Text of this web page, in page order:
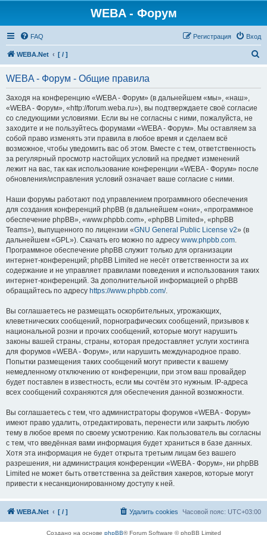
WEBA - Форум
FAQ Вход
Регистрация
WEBA.Net [ / ]
WEBA - Форум - Общие правила
Заходя на конференцию «WEBA - Форум» (в дальнейшем «мы», «наш»,
«WEBA - Форум», «http://forum.weba.ru»), вы подтверждаете своё согласие
со следующими условиями. Если вы не согласны с ними, пожалуйста, не
заходите и не пользуйтесь форумами «WEBA - Форум». Мы оставляем за
собой право изменять эти правила в любое время и сделаем всё
возможное, чтобы уведомить вас об этом. Вместе с тем, ответственность
за регулярный просмотр настойщих условий на предмет изменений
лежит на вас, так как использование конференции «WEBA - Форум» после
обновления/исправления условий означает ваше согласие с ними.
Наши форумы работают под управлением программного обеспечения
для создания конференций phpBB (в дальнейшем «они», «программное
обеспечение phpBB», «www.phpbb.com», «phpBB Limited», «phpBB
Teams»), выпущенного по лицензии «GNU General Public License v2» (в
дальнейшем «GPL»). Скачать его можно по адресу www.phpbb.com.
Программное обеспечение phpBB служит только для организации
интернет-конференций; phpBB Limited не несёт ответственности за их
содержание и не управляет правилами поведения и использования таких
интернет-конференций. За дополнительной информацией о phpBB
обращайтесь по адресу https://www.phpbb.com/.
Вы соглашаетесь не размещать оскорбительных, угрожающих,
клеветнических сообщений, порнографических сообщений, призывов к
национальной розни и прочих сообщений, которые могут нарушить
законы вашей страны, страны, которая предоставляет услуги хостинга
для форумов «WEBA - Форум», или нарушить международное право.
Попытки размещения таких сообщений могут привести к вашему
немедленному отключению от конференции, при этом ваш провайдер
будет поставлен в известность, если мы сочтём это нужным. IP-адреса
всех сообщений сохраняются для обеспечения данной возможности.
Вы соглашаетесь с тем, что администраторы форумов «WEBA - Форум»
имеют право удалить, отредактировать, перенести или закрыть любую
тему в любое время по своему усмотрению. Как пользователь вы согласны
с тем, что введённая вами информация будет храниться в базе данных.
Хотя эта информация не будет открыта третьим лицам без вашего
разрешения, ни администрация конференции «WEBA - Форум», ни phpBB
Limited не может быть ответственна за действия хакеров, которые могут
привести к несанкционированному доступу к ней.
WEBA.Net [ / ] Часовой пояс: UTC+03:00
Удалить cookies
Создано на основе phpBB® Forum Software © phpBB Limited